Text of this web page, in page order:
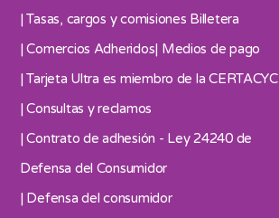
| Tasas, cargos y comisiones Billetera
| Comercios Adheridos| Medios de pago
| Tarjeta Ultra es miembro de la CERTACYC
| Consultas y reclamos
| Contrato de adhesión - Ley 24240 de
Defensa del Consumidor
| Defensa del consumidor